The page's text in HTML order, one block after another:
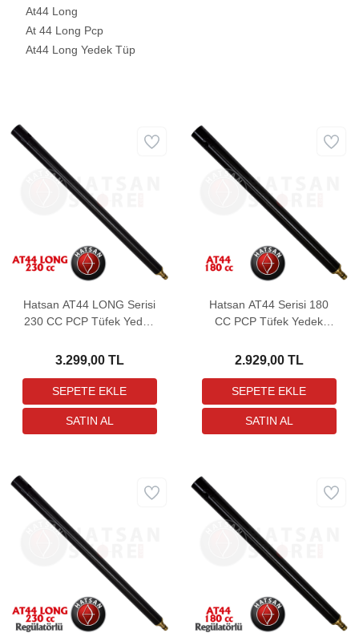
At44 Long
At 44 Long Pcp
At44 Long Yedek Tüp
Hatsan AT44 LONG Serisi
230 CC PCP Tüfek Yedek
3.299,00 TL
Hatsan AT44 Serisi 180
CC PCP Tüfek Yedek
2.929,00 TL